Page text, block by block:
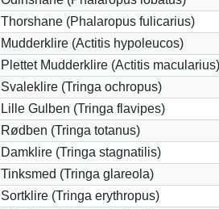
Thorshane (Phalaropus fulicarius)
Mudderklire (Actitis hypoleucos)
Plettet Mudderklire (Actitis macularius)
Svaleklire (Tringa ochropus)
Lille Gulben (Tringa flavipes)
Rødben (Tringa totanus)
Damklire (Tringa stagnatilis)
Tinksmed (Tringa glareola)
Sortklire (Tringa erythropus)